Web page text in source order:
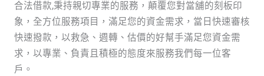
合法借款,秉持親切專業的服務，顛覆您對當舖的刻板印
象，全方位服務項目，滿足您的資金需求，當日快速審核
快速撥款，以救急、週轉、估價的好幫手滿足您資金需
求，以專業、負責且積極的態度來服務我們每一位客
戶。